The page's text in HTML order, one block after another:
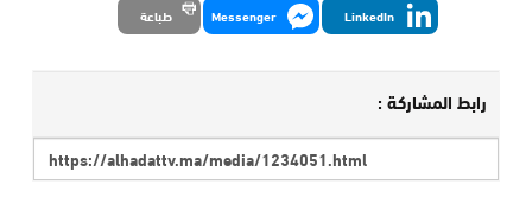
LinkedIn
Messenger طباعة
رابط المشاركة :